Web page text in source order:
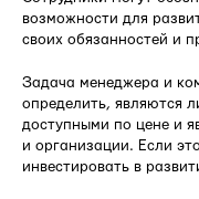
возможности для
своих обязанностей и
Задача менеджера и
определить, являются
доступными по цене и
и организации. Если
инвестировать в